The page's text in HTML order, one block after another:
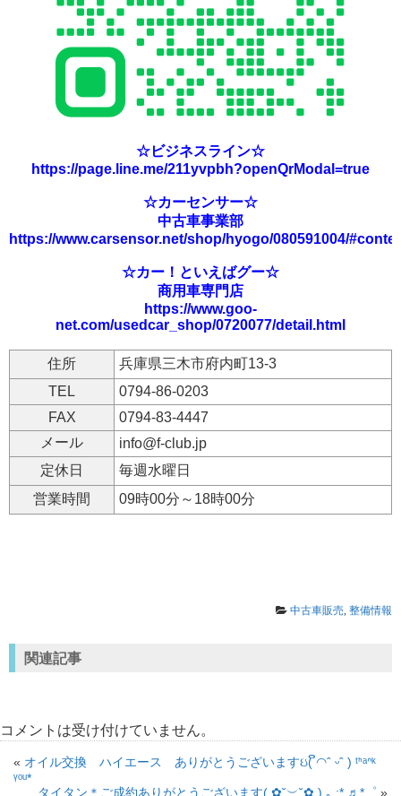
☆ビジネスライン☆
https://page.line.me/211yvpbh?openQrModal=true
☆カーセンサー☆
中古車事業部
https://www.carsensor.net/shop/hyogo/080591004/
☆カー！といえばグー☆
商用車専門店
https://www.goo-
net.com/usedcar_shop/0720077/detail.html
住所
兵庫県三木市府内町13-3
TEL
0794-86-0203
FAX
0794-83-4447
メール
info@f-club.jp
定休日
毎週水曜日
営業時間
09時00分～18時00分
中古車販売 整備情報
関連記事
コメントは受け付けていません。
« オイル交換 ハイエース ありがとうございますઇ( ິ◠ˆ ᵕˆ ) ᵗᑋᵃᐢᵏ
ᵞᵒᵘ*
タイタン＊ご成約ありがとうございます( ✿˘︶˘✿ ).｡.:* ♬*゜ »